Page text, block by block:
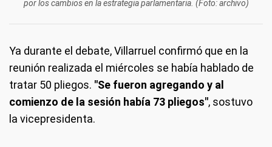
por los cambios en la estrategia parlamentaria. (Foto: archivo)
Ya durante el debate, Villarruel confirmó que en la
reunión realizada el miércoles se había hablado de
tratar 50 pliegos. "Se fueron agregando y al
comienzo de la sesión había 73 pliegos", sostuvo
la vicepresidenta.